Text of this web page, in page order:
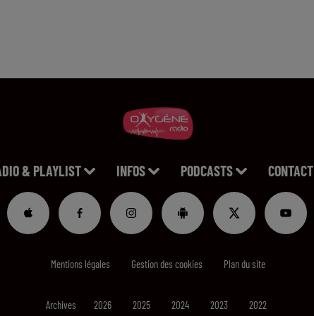
& PLAYLIST INFOS PODCASTS CONTACT
Mentions légales Gestion des cookies Plan du site
Archives 2026 2025 2024 2023 2022